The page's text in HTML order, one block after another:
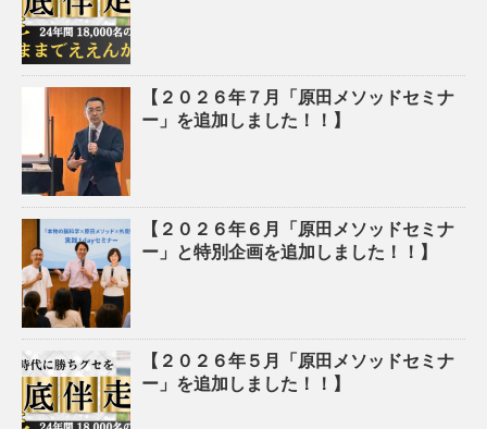
【２０２６年７月「原田メソッドセミナ
ー」を追加しました！！】
【２０２６年６月「原田メソッドセミナ
ー」と特別企画を追加しました！！】
【２０２６年５月「原田メソッドセミナ
ー」を追加しました！！】